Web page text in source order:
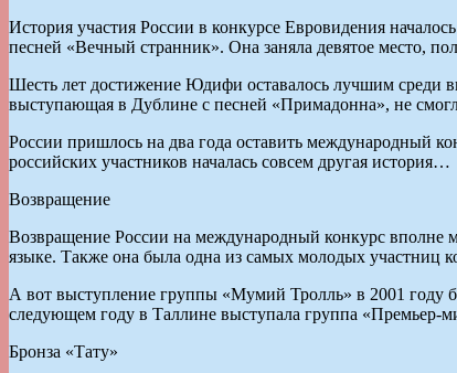
История участия России в конкурсе Евровидения
песней «Вечный странник». Она заняла девятое место,
Шесть лет достижение Юдифи оставалось лучшим среди
выступающая в Дублине с песней «Примадонна», не
России пришлось на два года оставить международный
российских участников началась совсем другая история…
Возвращение
Возвращение России на международный конкурс вполне
языке. Также она была одна из самых молодых участниц
А вот выступление группы «Мумий Тролль» в 2001 году
следующем году в Таллине выступала группа «Премьер-
Бронза «Тату»